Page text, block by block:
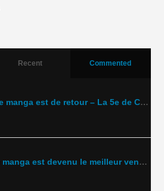
Recent Commented
Yu-Gi-Oh!, le manga est de retour – La 5e de Couv’ – #5DC – Saison 11 épisode 43
Comment le manga est devenu le meilleur vendeur de TCG ? – La 5e de Couv’ – #5DC – Saison 11 épisode 42